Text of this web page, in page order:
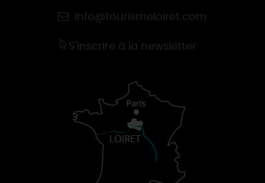
info@tourismeloiret.com
S'inscrire à la newsletter